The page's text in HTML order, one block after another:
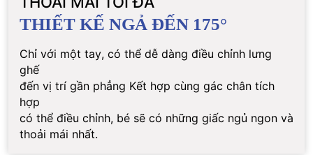
THIẾT KẾ NGẢ ĐẾN 175°
Chỉ với một tay, có thể dễ dàng điều chỉnh lưng
ghế
đến vị trí gần phẳng Kết hợp cùng gác chân tích
hợp
có thể điều chỉnh, bé sẽ có những giấc ngủ ngon và
thoải mái nhất.